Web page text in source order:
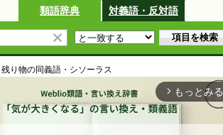
類語辞典 対義語・反対語
残り物の同義語・シソーラス
arrow_forward_ios もっとみる